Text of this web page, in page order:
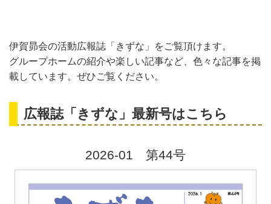
伊賀昴会の活動広報誌「きずな」をご覧頂けます。
グループホームの紹介や楽しい記事など、色々な記事を掲
載しています。ぜひご覧ください。
広報誌「きずな」最新号はこちら
2026-01 第44号